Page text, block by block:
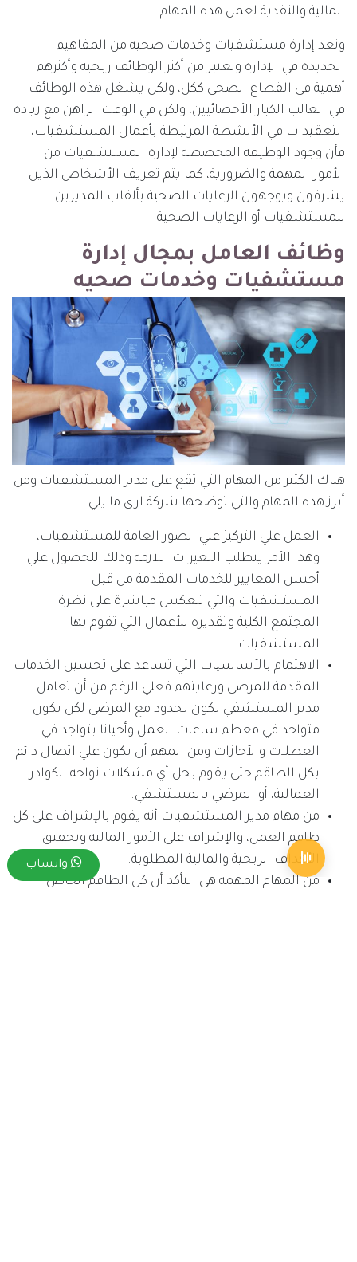
المالية والنقدية لعمل هذه المهام.
وتعد إدارة مستشفيات وخدمات صحيه من المفاهيم
الجديدة في الإدارة وتعتبر من أكثر الوظائف ربحية وأكثرهم
أهمية في القطاع الصحي ككل، ولكن يشغل هذه الوظائف
في الغالب الكبار الأخصائيين، ولكن في الوقت الراهن مع زيادة
التعقيدات في الأنشطة المرتبطة بأعمال المستشفيات،
فأن وجود الوظيفة المخصصة لإدارة المستشفيات من
الأمور المهمة والضرورية، كما يتم تعريف الأشخاص الذين
يشرفون ويوجهون الرعايات الصحية بألقاب المديرين
للمستشفيات أو الرعايات الصحية.
وظائف العامل بمجال إدارة
مستشفيات وخدمات صحيه
هناك الكثير من المهام التي تقع على مدير المستشفيات ومن
أبرز هذه المهام والتي توضحها شركة ارى ما يلي:
العمل علي التركيز علي الصور العامة للمستشفيات،
وهذا الأمر يتطلب التغيرات اللازمة وذلك للحصول علي
أحسن المعايير للخدمات المقدمة من قبل
المستشفيات والتي تنعكس مباشرة على نظرة
المجتمع الكلية وتقديره للأعمال التي تقوم بها
المستشفيات.
الاهتمام بالأساسيات التي تساعد على تحسين الخدمات
المقدمة للمرضى ورعايتهم فعلي الرغم من أن تعامل
مدير المستشفي يكون بحدود مع المرضى لكن يكون
متواجد في معظم ساعات العمل وأحيانا يتواجد في
العطلات والأجازات ومن المهم أن يكون علي اتصال دائم
بكل الطاقم حتى يقوم بحل أي مشكلات تواجه الكوادر
العمالية، أو المرضي بالمستشفي.
من مهام مدير المستشفيات أنه يقوم بالإشراف على كل
طاقم العمل، والإشراف على الأمور المالية وتحقيق
الأهداف الربحية والمالية المطلوبة.
من المهام المهمة هي التأكد أن كل الطاقم الخاص
واتساب